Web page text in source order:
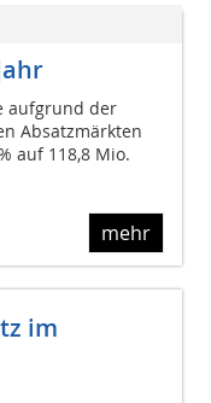
aufgrund der
Absatzmärkten
118,8 Mio. 
mehr
im